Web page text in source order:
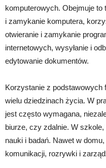
komputerowych. Obejmuje to
i zamykanie komputera,
otwieranie i zamykanie
internetowych, wysyłanie i
edytowanie dokumentów.
Korzystanie z podstawowych
wielu dziedzinach życia. W
jest często wymagana,
biurze, czy zdalnie. W
nauki i badań. Nawet w
komunikacji, rozrywki i